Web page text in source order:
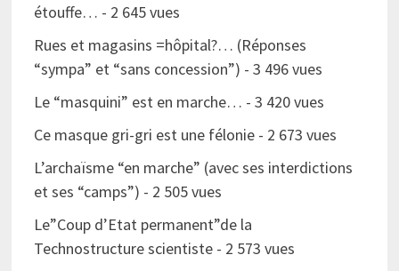
étouffe… - 2 645 vues
Rues et magasins =hôpital?… (Réponses
“sympa” et “sans concession”) - 3 496 vues
Le “masquini” est en marche… - 3 420 vues
Ce masque gri-gri est une félonie- 2 673 vues
L’archaïsme “en marche” (avec ses interdictions
et ses “camps”) - 2 505 vues
Le”Coup d’Etat permanent”de la
Technostructure scientiste- 2 573 vues